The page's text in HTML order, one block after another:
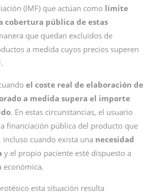
(IMF) que actúan como límite
cobertura pública de estas
que quedan excluidos de
a medida cuyos precios superen
el coste real de elaboración de
a medida supera el importe
. En estas circunstancias, el usuario
financiación pública del producto que
cuando exista una necesidad
y el propio paciente esté dispuesto a
económica.
esta situación resulta